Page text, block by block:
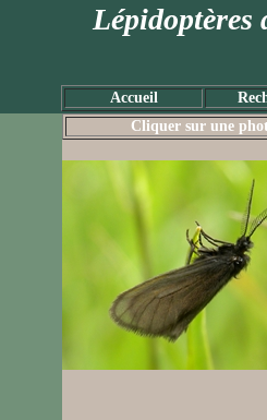
Lépidoptères
Accueil
Cliquer sur une